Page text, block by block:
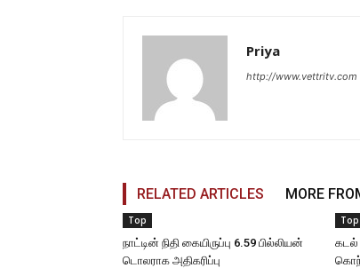
Priya
http://www.vettritv.com
RELATED ARTICLES MORE
Top
நாட்டின் நிதி கையிருப்பு 6.59 பில்லியன்
டொலராக அதிகரிப்பு
Top
கடல்